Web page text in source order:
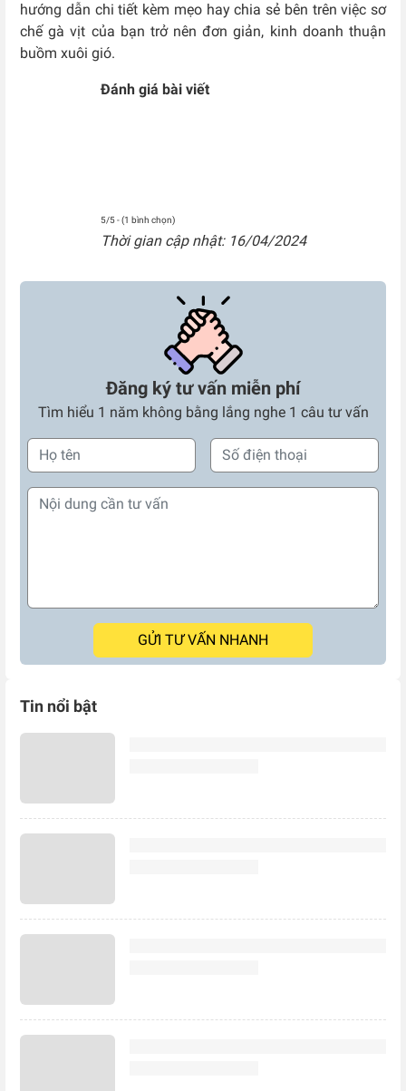
hướng dẫn chi tiết kèm mẹo hay chia sẻ bên trên việc sơ
chế gà vịt của bạn trở nên đơn giản, kinh doanh thuận
buồm xuôi gió.
Đánh giá bài viết
5/5 - (1 bình chọn)
Thời gian cập nhật: 16/04/2024
Đăng ký tư vấn miễn phí
Tìm hiểu 1 năm không bằng lắng nghe 1 câu tư vấn
GỬI TƯ VẤN NHANH
Tin nổi bật